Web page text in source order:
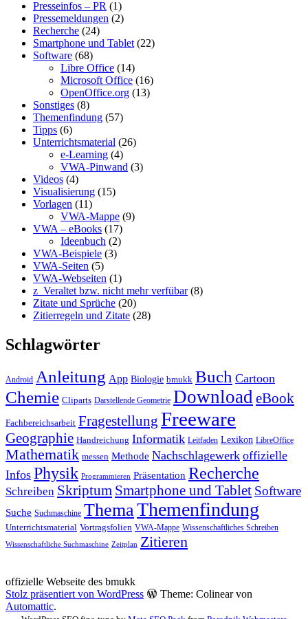
Presseinfos – PR (1)
Pressemeldungen (2)
Recherche (24)
Smartphone und Tablet (22)
Software (68)
Libre Office (14)
Microsoft Office (16)
OpenOffice.org (13)
Sonstiges (8)
Themenfindung (57)
Tipps (6)
Unterrichtsmaterial (26)
e-Learning (4)
VWA-Pinwand (3)
Videos (4)
Visualisierung (15)
Vorlagen (11)
VWA-Mappe (9)
VWA – eBooks (17)
Ideenbuch (2)
VWA-Beispiele (3)
VWA-Seiten (5)
VWA-Webseiten (1)
z_Veraltet bzw. nicht mehr verfübar(8)
Zitate und Sprüche (20)
Zitierregeln und Zitate (28)
Schlagwörter
Android Anleitung App Biologie bmukk Buch Cartoon
Chemie Cliparts Darstellende Geometrie DownloadeBook
Fachbereichsarbeit Fragestellung Freeware
Geographie Handreichung Informatik Leitfaden Lexikon LibreOffice
Mathematik messen Methode Nachschlagewerk offizielle
Infos Physik Programmieren Präsentation Recherche
Schreiben Skriptum Smartphone und Tablet Software
Suche Suchmaschine ThemaThemenfindung
Unterrichtsmaterial Vortragsfolien VWA-Mappe Wissenschaftliches Schreiben
Wissenschaftliche Suchmaschine Zeitplan Zitieren
offizielle Webseite des bmukk
Stolz präsentiert von WordPress
Theme: Colinear von
Automattic.